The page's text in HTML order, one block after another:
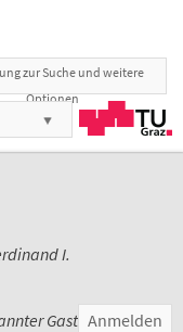
zur Suche und weitere
Optionen
I.
Gast Anmelden